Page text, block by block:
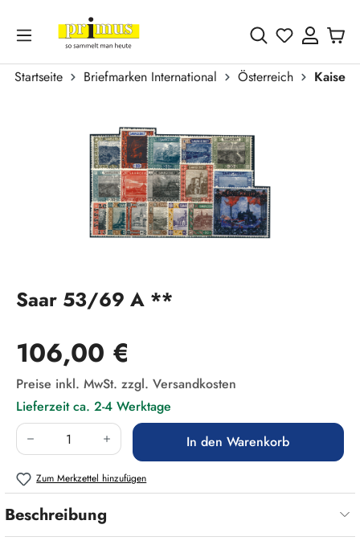
Zum Hauptinhalt springen
Du hast 0
Startseite Briefmarken International Österreich
Saar 53/69 A **
Regulärer Preis:
106,00 €
Preise inkl. MwSt. zzgl. Versandkosten
Lieferzeit ca. 2-4 Werktage
Produkt Anzahl: Gib den gewünschten Wert
In den Warenkorb
Zum Merkzettel hinzufügen
Beschreibung